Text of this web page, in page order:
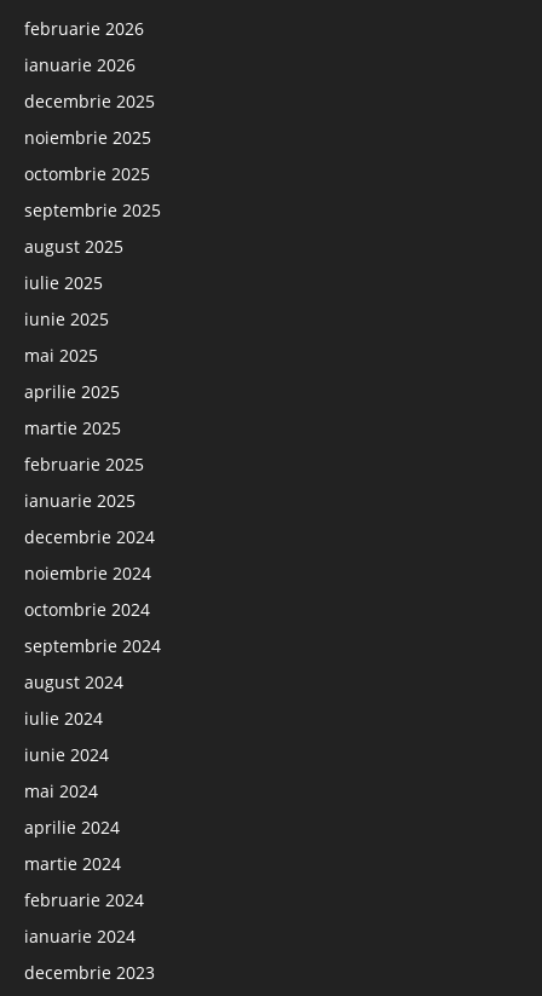
februarie 2026
ianuarie 2026
decembrie 2025
noiembrie 2025
octombrie 2025
septembrie 2025
august 2025
iulie 2025
iunie 2025
mai 2025
aprilie 2025
martie 2025
februarie 2025
ianuarie 2025
decembrie 2024
noiembrie 2024
octombrie 2024
septembrie 2024
august 2024
iulie 2024
iunie 2024
mai 2024
aprilie 2024
martie 2024
februarie 2024
ianuarie 2024
decembrie 2023